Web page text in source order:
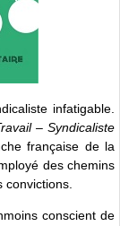
infatigable.
– Syndicaliste
française de la
des chemins
conscient de